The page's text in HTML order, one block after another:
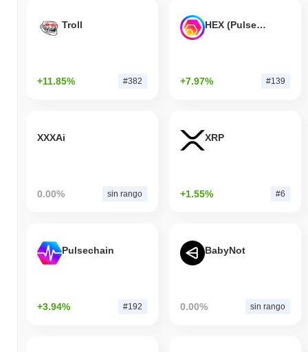
Troll
+11.85% #382
HEX (Pulsechain)
+7.97% #139
XXXAi
0.00% sin rango
XRP
+1.55% #6
Pulsechain
+3.94% #192
BabyNot
0.00% sin rango